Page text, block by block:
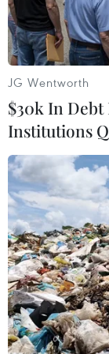
năm 2003.
Đối tượng khai
Ngày 30/4,
biết, qua
Thành phố
JG Wentworth
$30k In Debt
Institutions